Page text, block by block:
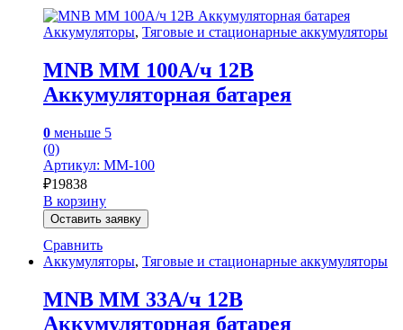
Аккумуляторы, Тяговые и стационарные аккумуляторы
MNB MM 100А/ч 12В
Аккумуляторная батарея
0 меньше 5
(0)
Артикул: MM-100
₽19838
В корзину
Оставить заявку
Сравнить
Аккумуляторы, Тяговые и стационарные аккумуляторы
MNB MM 33А/ч 12В
Аккумуляторная батарея